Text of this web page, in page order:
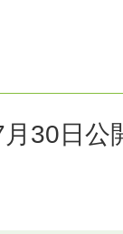
30日 公